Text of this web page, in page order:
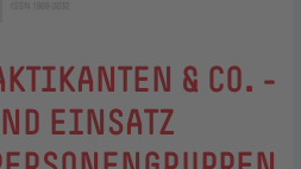
& CO. -
EINSATZ